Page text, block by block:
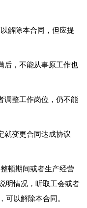
解除本合同，但应提
后，不能从事原工作也
调整工作岗位，仍不能
就变更合同达成协议
顿期间或者生产经营
明情况，听取工会或者
可以解除本合同。